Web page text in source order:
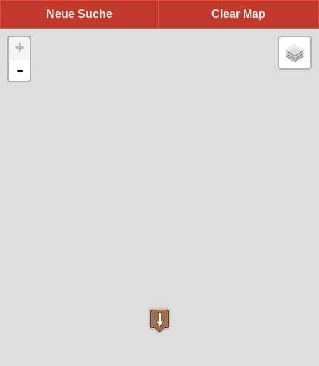
Clear Map
Neue Suche
+
-